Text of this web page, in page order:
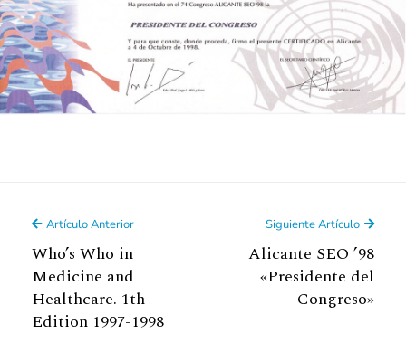
Artículo Anterior
Who’s Who in
Medicine and
Healthcare. 1th
Edition 1997-1998
Siguiente Artículo
Alicante SEO ’98
«Presidente del
Congreso»